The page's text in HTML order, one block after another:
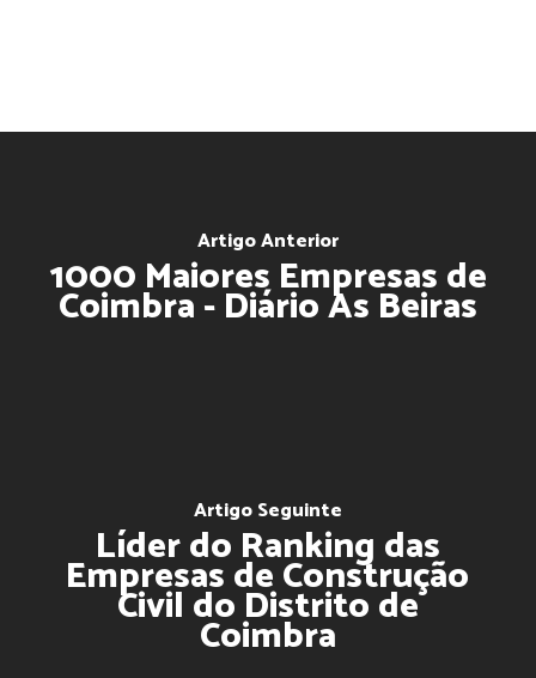
Artigo Anterior
1000 Maiores Empresas de
Coimbra - Diário As Beiras
Artigo Seguinte
Líder do Ranking das
Empresas de Construção
Civil do Distrito de
Coimbra